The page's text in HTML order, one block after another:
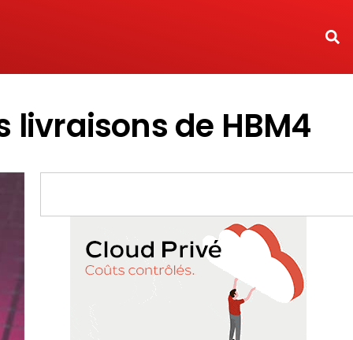
livraisons de HBM4